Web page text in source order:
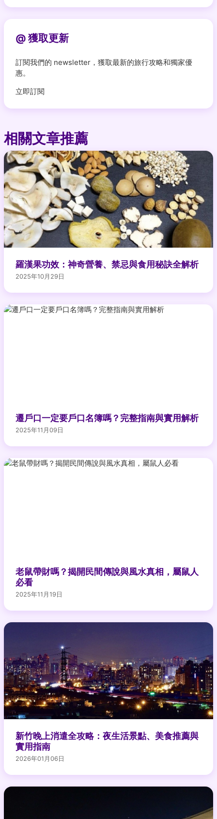
@ 獲取更新
訂閱我們的 newsletter，獲取最新的旅行攻略和獨家優
惠。
立即訂閱
相關文章推薦
羅漢果功效：神奇營養、禁忌與食用秘訣全解析
2025年10月29日
遷戶口一定要戶口名簿嗎？完整指南與實用解析
2025年11月09日
老鼠帶財嗎？揭開民間傳說與風水真相，屬鼠人
必看
2025年11月19日
新竹晚上消遣全攻略：夜生活景點、美食推薦與
實用指南
2026年01月06日